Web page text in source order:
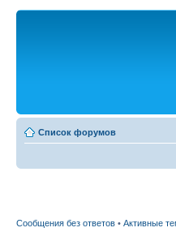
Список форумов
Сообщения без ответов • Активные